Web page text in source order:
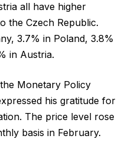
all have higher
the Czech Republic.
3.7% in Poland, 3.8%
in Austria.
Monetary Policy
his gratitude for
The price level rose
basis in February.